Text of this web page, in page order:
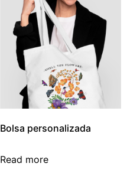
Bolsa personalizada
Read more